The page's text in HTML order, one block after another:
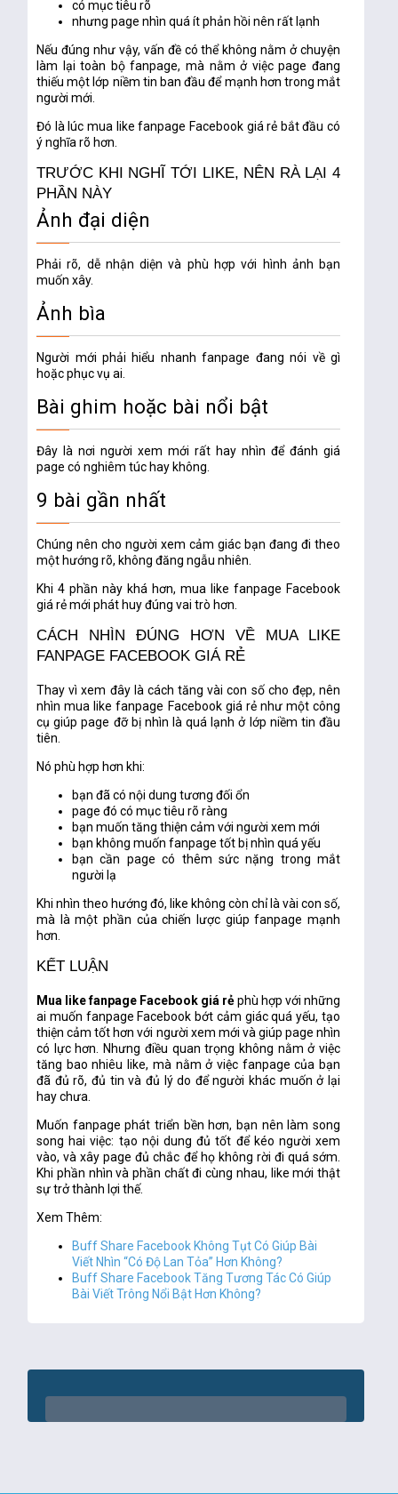
có mục tiêu rõ
nhưng page nhìn quá ít phản hồi nên rất lạnh
Nếu đúng như vậy, vấn đề có thể không nằm ở chuyện
làm lại toàn bộ fanpage, mà nằm ở việc page đang
thiếu một lớp niềm tin ban đầu để mạnh hơn trong mắt
người mới.
Đó là lúc mua like fanpage Facebook giá rẻ bắt đầu có
ý nghĩa rõ hơn.
TRƯỚC KHI NGHĨ TỚI LIKE, NÊN RÀ LẠI 4
PHẦN NÀY
Ảnh đại diện
Phải rõ, dễ nhận diện và phù hợp với hình ảnh bạn
muốn xây.
Ảnh bìa
Người mới phải hiểu nhanh fanpage đang nói về gì
hoặc phục vụ ai.
Bài ghim hoặc bài nổi bật
Đây là nơi người xem mới rất hay nhìn để đánh giá
page có nghiêm túc hay không.
9 bài gần nhất
Chúng nên cho người xem cảm giác bạn đang đi theo
một hướng rõ, không đăng ngẫu nhiên.
Khi 4 phần này khá hơn,mua like fanpage Facebook
giá rẻmới phát huy đúng vai trò hơn.
CÁCH NHÌN ĐÚNG HƠN VỀ MUA LIKE
FANPAGE FACEBOOK GIÁ RẺ
Thay vì xem đây là cách tăng vài con số cho đẹp, nên
nhìnmua like fanpage Facebook giá rẻnhư một công
cụ giúp page đỡ bị nhìn là quá lạnh ở lớp niềm tin đầu
tiên
Nó phù hợp hơn khi:
bạn đã có nội dung tương đối ổn
page đó có mục tiêu rõ ràng
bạn muốn tăng thiện cảm với người xem mới
bạn không muốn fanpage tốt bị nhìn quá yếu
bạn cần page có thêm sức nặng trong mắt
người lạ
Khi nhìn theo hướng đó, like không còn chỉ là vài con số,
mà là một phần của chiến lược giúp fanpage mạnh
hơn.
KẾT LUẬN
Mua like fanpage Facebook giá rẻphù hợp với những
ai muốn fanpage Facebook bớt cảm giác quá yếu, tạo
thiện cảm tốt hơn với người xem mới và giúp page nhìn
có lực hơn. Nhưng điều quan trọng không nằm ở việc
tăng bao nhiêu like, mà nằm ở việc fanpage của bạn
đã đủ rõ, đủ tin và đủ lý do để người khác muốn ở lại
hay chưa.
Muốn fanpage phát triển bền hơn, bạn nên làm song
song hai việc: tạo nội dung đủ tốt để kéo người xem
vào, và xây page đủ chắc để họ không rời đi quá sớm.
Khi phần nhìn và phần chất đi cùng nhau, like mới thật
sự trở thành lợi thế.
Xem Thêm:
Buff Share Facebook Không Tụt Có Giúp Bài
Viết Nhìn “Có Độ Lan Tỏa” Hơn Không?
Buff Share Facebook Tăng Tương Tác Có Giúp
Bài Viết Trông Nổi Bật Hơn Không?